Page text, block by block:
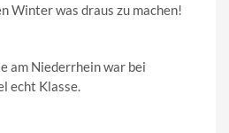
Winter was draus zu machen!
am Niederrhein war bei
echt Klasse.